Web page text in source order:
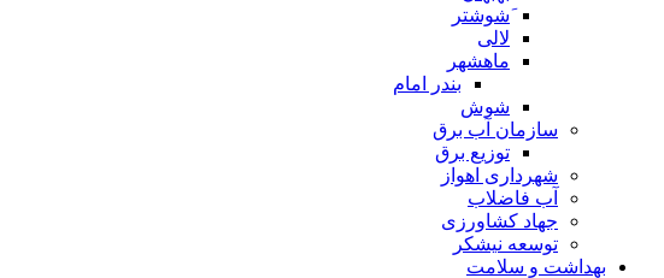
َشوشتر
لالی
ماهشهر
بندر امام
شوش
سازمان آب برق
توزیع برق
شهرداری اهواز
آب فاضلاب
جهاد کشاورزی
توسعه نیشکر
بهداشت و سلامت